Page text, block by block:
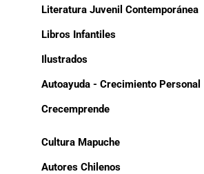
Literatura Juvenil Contemporánea
Libros Infantiles
Ilustrados
Autoayuda - Crecimiento Personal
Crecemprende
Cultura Mapuche
Autores Chilenos